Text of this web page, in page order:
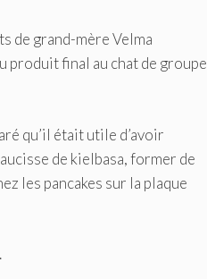
de grand-mère Velma
produit final au chat de groupe
qu’il était utile d’avoir
de kielbasa, former de
les pancakes sur la plaque